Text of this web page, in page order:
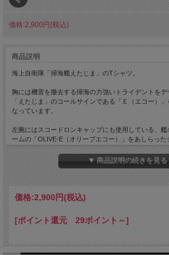
価格:2,900円(税込)
商品説明
海上自衛隊「掃海艦えたじま」のTシャツ。
胸には機雷を撤去する掃海の力強いトライデントを
「えたじま」のコールサインである「Ｅ（エコー）
なっています。
左腕にはスコードロンキャップにも使用している、
ームの「OLIVE-E（オリーブエコー）」をあしらった
背中には過酷な任務である掃海機雷に臨む隊員の精
います。
サラリとした肌触りで着心地抜群。
吸汗速乾で機能性に優れているので、汗をかいてもべ
ネイビー
＜素材＞
ポリエステル100%(ドライTシャツ)
▼ 商品説明の続きを見
価格:2,900円(税込)
[ポイント還元 29ポイント～]